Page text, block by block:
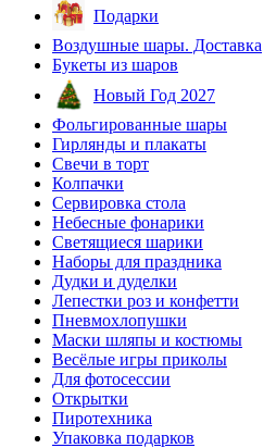
Подарки
Воздушные шары. Доставка
Букеты из шаров
Новый Год 2027
Фольгированные шары
Гирлянды и плакаты
Свечи в торт
Колпачки
Сервировка стола
Небесные фонарики
Светящиеся шарики
Наборы для праздника
Дудки и дуделки
Лепестки роз и конфетти
Пневмохлопушки
Маски шляпы и костюмы
Весёлые игры приколы
Для фотосессии
Открытки
Пиротехника
Упаковка подарков